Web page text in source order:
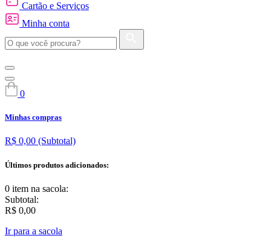
Cartão e Serviços
Minha conta
0
Minhas compras
R$ 0,00 (Subtotal)
Últimos produtos adicionados:
0 item na sacola:
Subtotal:
R$ 0,00
Ir para a sacola